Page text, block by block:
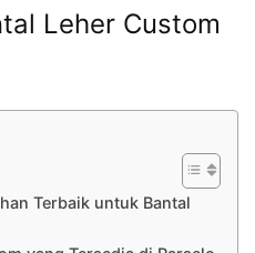
Leher Custom
Terbaik untuk Bantal